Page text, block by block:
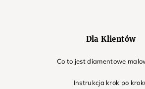
Dla Klientów
Co to jest diamentowe
Instrukcja krok po